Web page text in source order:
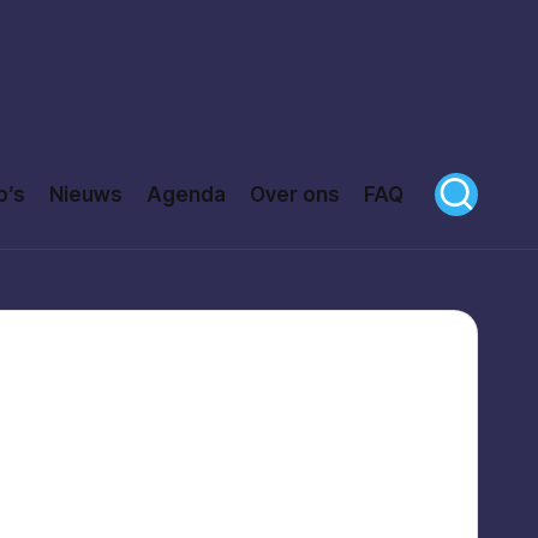
Nieuws Agenda Over ons FAQ